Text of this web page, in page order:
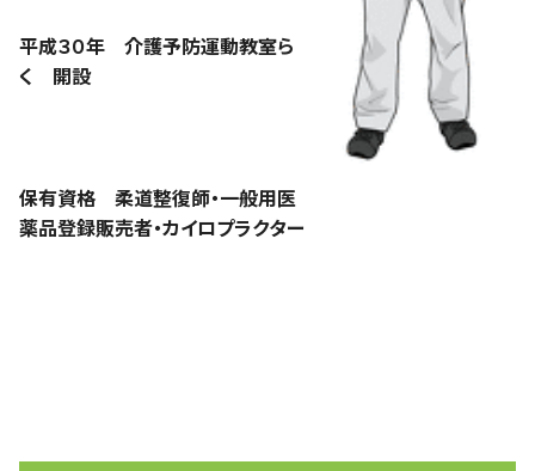
平成３０年 介護予防運動教室ら
く 開設
保有資格 柔道整復師・一般用医
薬品登録販売者・カイロプラクター